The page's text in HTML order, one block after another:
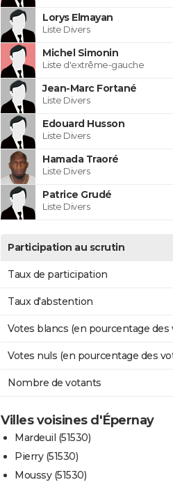
Lorys Elmayan
Liste Divers
Michel Simonin
Liste d'extrême-gauche
Jean-Marc Fortané
Liste Divers
Edouard Husson
Liste Divers
Hamada Traoré
Liste Divers
Patrice Grudé
Liste Divers
Participation au scrutin
Taux de participation
Taux d'abstention
Votes blancs (en pourcentage
Votes nuls (en pourcentage des
Nombre de votants
Villes voisines d'Épernay
Mardeuil (51530)
Pierry (51530)
Moussy (51530)